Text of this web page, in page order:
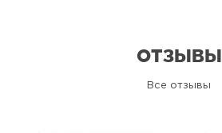
ОТЗЫВЫ
Все отзывы